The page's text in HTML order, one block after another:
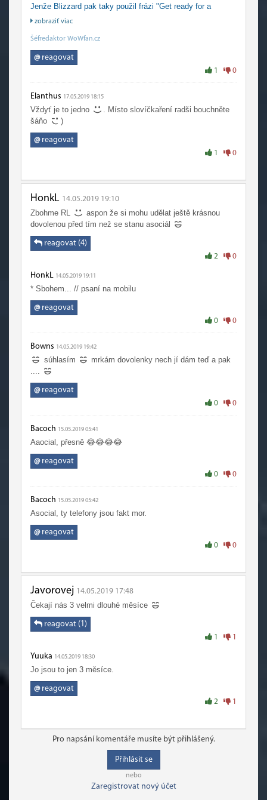
Jenže Blizzard pak taky použil frázi "Get ready for a
Classic Summer!" (viz tento bluepost - https://blue.mmo-
NENÍ v pořádku, protože to implikuje, že si hráči budou
moci užívat Classic BĚHEM léta. Což nebudou moci, a
tudíž jde o naprosto matoucí slogan, jehož obsah nebude
dodržen. Zkrátka a dobře měl Blizzard zůstat jen u té
slogany, které mají za cíl jenom generovat hype a které
tvrdí něco, co nebude skutečností.
zobraziť viac
Šéfredaktor WoWfan.cz
@reagovat
1 0
Elanthus 17.05.2019 18:15
Vždyť je to jedno
. Místo slovíčkaření radši bouchněte
šáňo
)
@reagovat
1 0
HonkL 14.05.2019 19:10
Zbohme RL
aspon že si mohu udělat ještě krásnou
dovolenou před tím než se stanu asociál
reagovat (4)
2 0
HonkL 14.05.2019 19:11
* Sbohem... // psaní na mobilu
@reagovat
0 0
Bowns 14.05.2019 19:42
súhlasím
mrkám dovolenky nech jí dám teď a pak
@reagovat
0 0
Bacoch 15.05.2019 05:41
Aaocial, přesně 😂😂😂😂
@reagovat
0 0
Bacoch 15.05.2019 05:42
Asocial, ty telefony jsou fakt mor.
@reagovat
0 0
Javorovej 14.05.2019 17:48
Čekají nás 3 velmi dlouhé měsíce
reagovat (1)
1 1
Yuuka 14.05.2019 18:30
Jo jsou to jen 3 měsíce.
@reagovat
2 1
Pro napsání komentáře musíte být přihlášený.
Přihlásit se
nebo
Zaregistrovat nový účet